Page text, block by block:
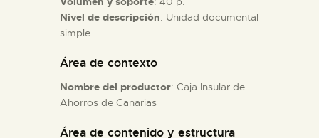
ESPAÑOL
Nivel de descripción: Unidad documental
simple
Área de contexto
Nombre del productor: Caja Insular de
Ahorros de Canarias
Área de contenido y estructura